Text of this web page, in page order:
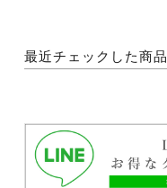
最近チェックした商品